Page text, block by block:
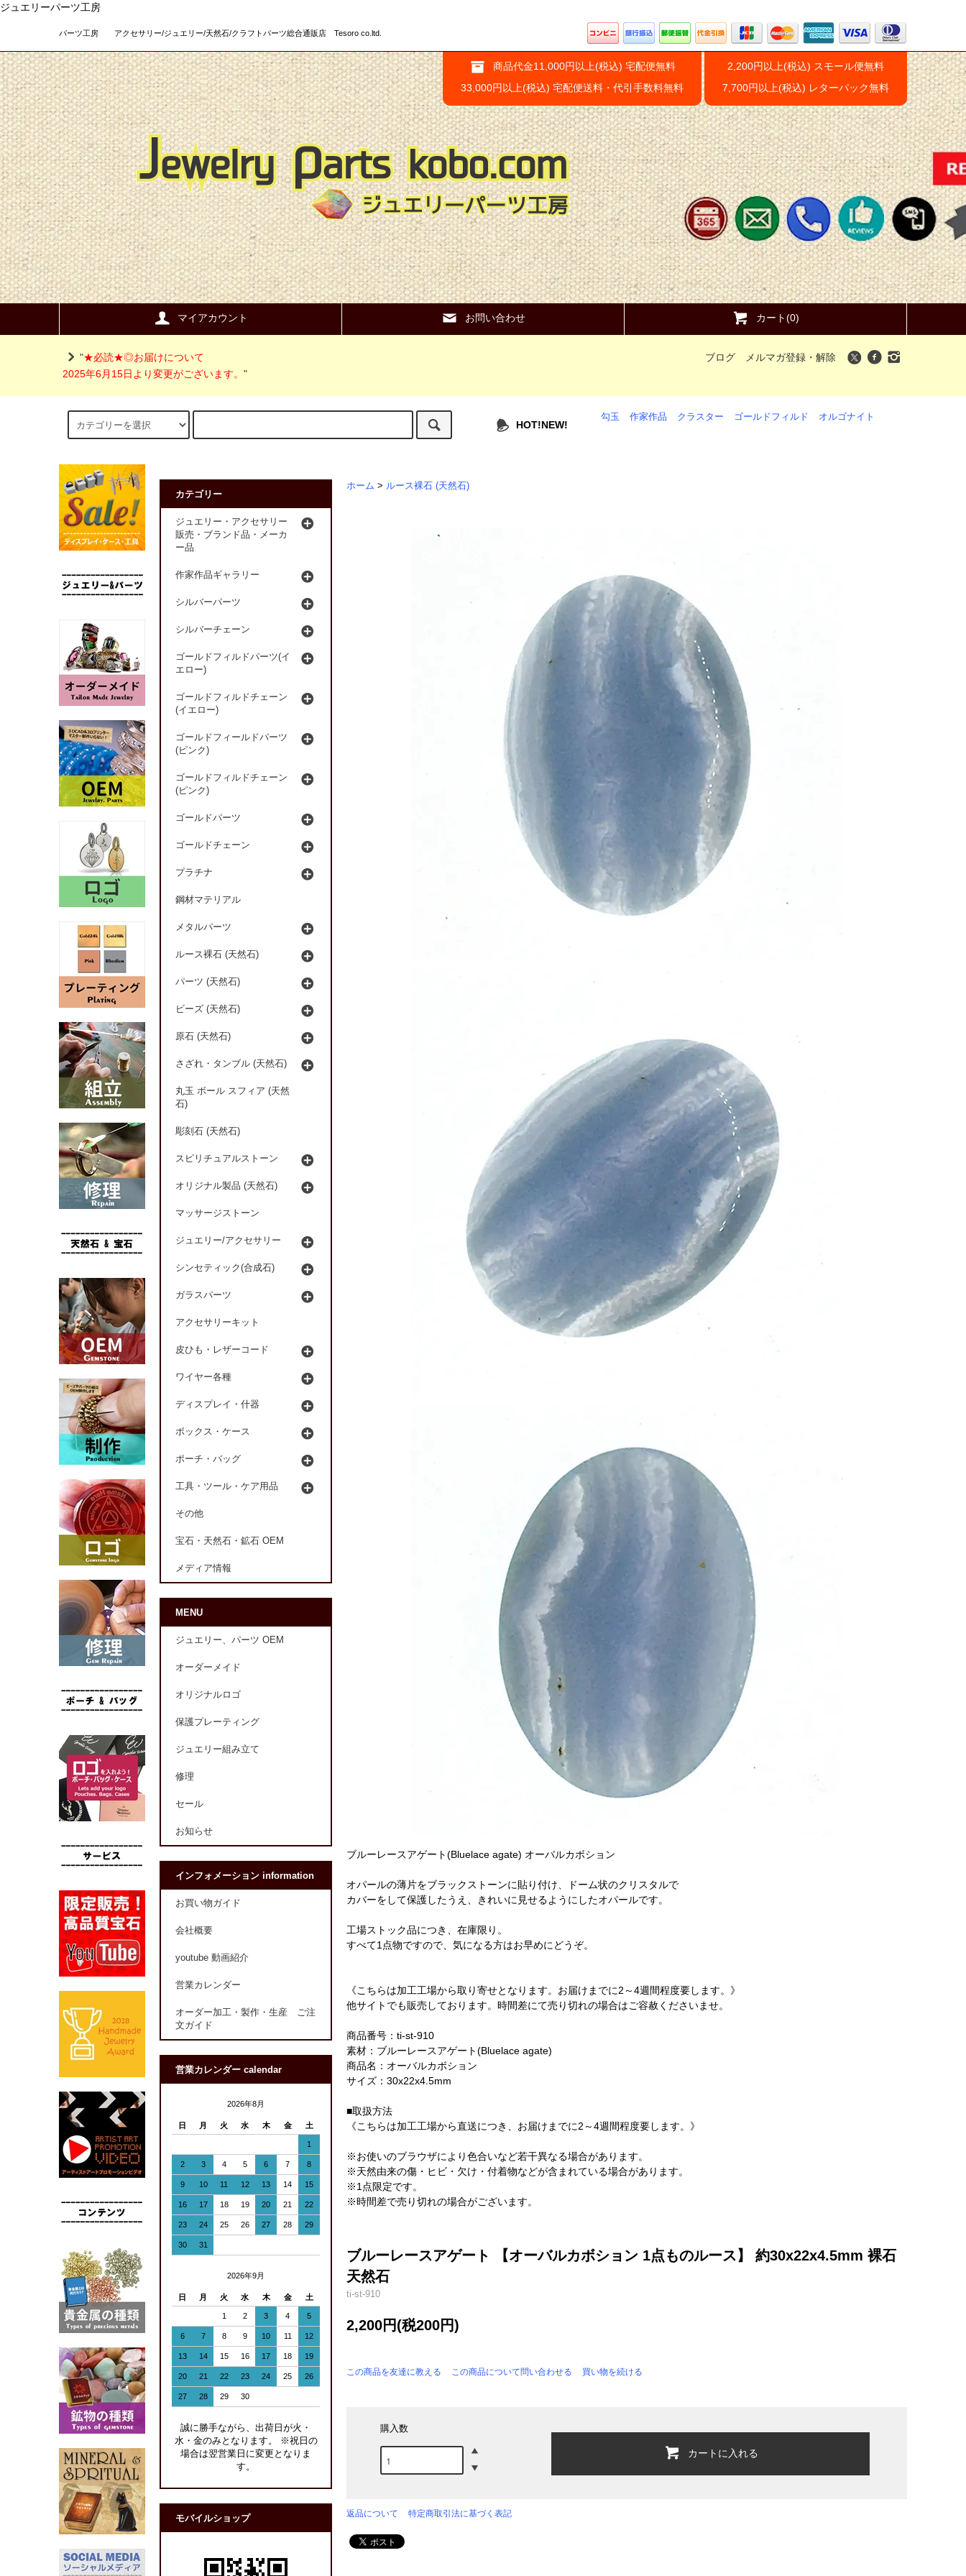
ジュエリーパーツ工房
パーツ工房 アクセサリー/ジュエリー/天然石/クラフトパーツ総合通販店 Tesoro co.ltd.
商品代金11,000円以上(税込) 宅配便無料
33,000円以上(税込) 宅配便送料・代引手数料無料
2,200円以上(税込) スモール便無料
7,700円以上(税込) レターパック無料
マイアカウント お問い合わせ カート(0)
"★必読★◎お届けについて
2025年6月15日より変更がございます。 "
ブログ メルマガ登録・解除
HOT!NEW!
勾玉 作家作品 クラスター ゴールドフィルド オルゴナイト
ホーム > ルース裸石 (天然石)
ブルーレースアゲート(Bluelace agate) オーバルカボション
オパールの薄片をブラックストーンに貼り付け、ドーム状のクリスタルで
カバーをして保護したうえ、きれいに見せるようにしたオパールです。
工場ストック品につき、在庫限り。
すべて1点物ですので、気になる方はお早めにどうぞ。
《こちらは加工工場から取り寄せとなります。お届けまでに2～4週間程度要します。》
他サイトでも販売しております。時間差にて売り切れの場合はご容赦くださいませ。
商品番号：ti-st-910
素材：ブルーレースアゲート(Bluelace agate)
商品名：オーバルカボション
サイズ：30x22x4.5mm
■取扱方法
《こちらは加工工場から直送につき、お届けまでに2～4週間程度要します。》
※お使いのブラウザにより色合いなど若干異なる場合があります。
※天然由来の傷・ヒビ・欠け・付着物などが含まれている場合があります。
※1点限定です。
※時間差で売り切れの場合がございます。
ブルーレースアゲート 【オーバルカボション 1点ものルース】 約30x22x4.5mm 裸石
天然石
ti-st-910
2,200円(税200円)
この商品を友達に教える この商品について問い合わせる 買い物を続ける
購入数
カートに入れる
返品について 特定商取引法に基づく表記
カテゴリー
ジュエリー・アクセサリー
販売・ブランド品・メーカ
ー品
作家作品ギャラリー
シルバーパーツ
シルバーチェーン
ゴールドフィルドパーツ(イ
エロー)
ゴールドフィルドチェーン
(イエロー)
ゴールドフィールドパーツ
(ピンク)
ゴールドフィルドチェーン
(ピンク)
ゴールドパーツ
ゴールドチェーン
プラチナ
鋼材マテリアル
メタルパーツ
ルース裸石 (天然石)
パーツ (天然石)
ビーズ (天然石)
原石 (天然石)
さざれ・タンブル (天然石)
丸玉 ボール スフィア (天然
石)
彫刻石 (天然石)
スピリチュアルストーン
オリジナル製品 (天然石)
マッサージストーン
ジュエリー/アクセサリー
シンセティック(合成石)
ガラスパーツ
アクセサリーキット
皮ひも・レザーコード
ワイヤー各種
ディスプレイ・什器
ボックス・ケース
ポーチ・バッグ
工具・ツール・ケア用品
その他
宝石・天然石・鉱石 OEM
メディア情報
MENU
ジュエリー、パーツ OEM
オーダーメイド
オリジナルロゴ
保護プレーティング
ジュエリー組み立て
修理
セール
お知らせ
インフォメーション information
お買い物ガイド
会社概要
youtube 動画紹介
営業カレンダー
オーダー加工・製作・生産 ご注
文ガイド
営業カレンダー calendar
2026年8月
日 月 火 水 木 金 土
1
2 3 4 5 6 7 8
9 10 11 12 13 14 15
16 17 18 19 20 21 22
23 24 25 26 27 28 29
30 31
2026年9月
日 月 火 水 木 金 土
1 2 3 4 5
6 7 8 9 10 11 12
13 14 15 16 17 18 19
20 21 22 23 24 25 26
27 28 29 30
誠に勝手ながら、出荷日が火・
水・金のみとなります。 ※祝日の
場合は翌営業日に変更となりま
す。
モバイルショップ